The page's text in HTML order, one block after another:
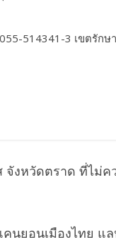
514341-3 เขตรักษ
จังหวัดตราด ที่ไม่ค
นยอนเมืองไทย แ